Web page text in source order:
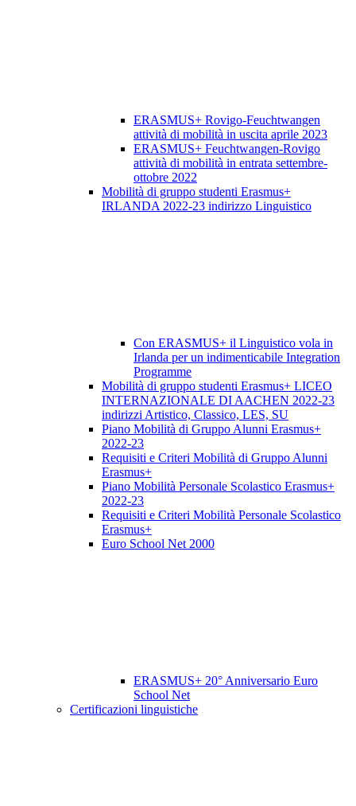
ERASMUS+ Rovigo-Feuchtwangen
attività di mobilità in uscita aprile 2023
ERASMUS+ Feuchtwangen-Rovigo
attività di mobilità in entrata settembre-
ottobre 2022
Mobilità di gruppo studenti Erasmus+
IRLANDA 2022-23 indirizzo Linguistico
Con ERASMUS+ il Linguistico vola in
Irlanda per un indimenticabile Integration
Programme
Mobilità di gruppo studenti Erasmus+ LICEO
INTERNAZIONALE DI AACHEN 2022-23
indirizzi Artistico, Classico, LES, SU
Piano Mobilità di Gruppo Alunni Erasmus+
2022-23
Requisiti e Criteri Mobilità di Gruppo Alunni
Erasmus+
Piano Mobilità Personale Scolastico Erasmus+
2022-23
Requisiti e Criteri Mobilità Personale Scolastico
Erasmus+
Euro School Net 2000
ERASMUS+ 20° Anniversario Euro
School Net
Certificazioni linguistiche